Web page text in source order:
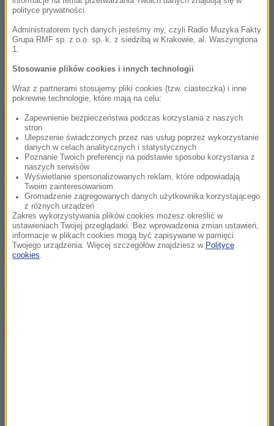
Zniszczenie IS pozostaje moim priorytetem numer
jeden. Nie chodzi jedynie o operację wojskową, lecz
także o realny wysiłek w dziedzinie dyplomacji i
Międzynarodowa koalicja pod egidą USA prowadzi od
września 2014 roku naloty na cele IS w Syrii i Iraku,
równolegle do działań prowadzonych przez armię
syryjską i wspierającą Damaszek Rosję.
(mpw)
Źródło: PAP
Tagi:Barack Obama
polityce prywatności.
Administratorem tych danych jesteśmy my, czyli Radio Muzyka Fakty
Grupa RMF sp. z o.o. sp. k. z siedzibą w Krakowie, al. Waszyngtona
1.
Stosowanie plików cookies i innych technologii
Wraz z partnerami stosujemy pliki cookies (tzw. ciasteczka) i inne
pokrewne technologie, które mają na celu:
Zapewnienie bezpieczeństwa podczas korzystania z naszych
stron
Ulepszenie świadczonych przez nas usług poprzez wykorzystanie
danych w celach analitycznych i statystycznych
Poznanie Twoich preferencji na podstawie sposobu korzystania z
naszych serwisów
Wyświetlanie spersonalizowanych reklam, które odpowiadają
Twoim zainteresowaniom
Gromadzenie zagregowanych danych użytkownika korzystającego
z różnych urządzeń
Zakres wykorzystywania plików cookies możesz określić w
ustawieniach Twojej przeglądarki. Bez wprowadzenia zmian ustawień,
informacje w plikach cookies mogą być zapisywane w pamięci
Twojego urządzenia. Więcej szczegółów znajdziesz w Polityce
cookies.